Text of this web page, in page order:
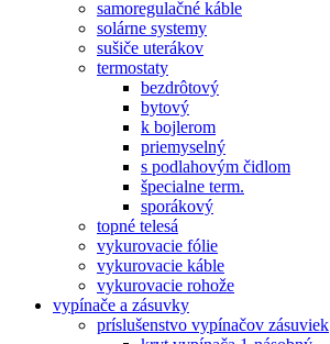
samoregulačné káble
solárne systemy
sušiče uterákov
termostaty
bezdrôtový
bytový
k bojlerom
priemyselný
s podlahovým čidlom
špecialne term.
sporákový
topné telesá
vykurovacie fólie
vykurovacie káble
vykurovacie rohože
vypínače a zásuvky
príslušenstvo vypínačov zásuviek